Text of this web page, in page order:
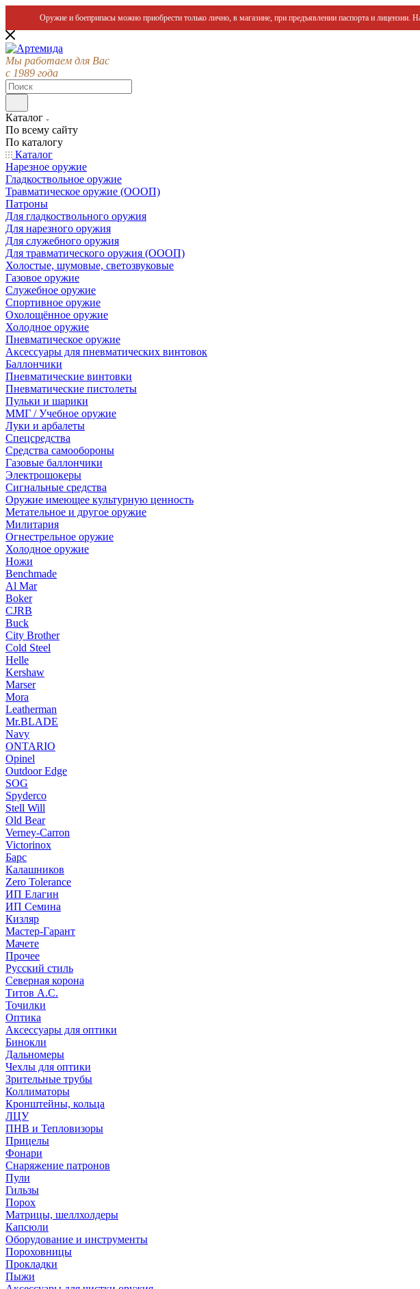
Оружие и боеприпасы можно приобрести только лично, в магазине, при предъявлении паспорта и лицензии.
Мы работаем для Вас
с 1989 года
Каталог
По всему сайту
По каталогу
Каталог
Нарезное оружие
Гладкоствольное оружие
Травматическое оружие (ОООП)
Патроны
Для гладкоствольного оружия
Для нарезного оружия
Для служебного оружия
Для травматического оружия (ОООП)
Холостые, шумовые, светозвуковые
Газовое оружие
Служебное оружие
Спортивное оружие
Охолощённое оружие
Холодное оружие
Пневматическое оружие
Аксессуары для пневматических винтовок
Баллончики
Пневматические винтовки
Пневматические пистолеты
Пульки и шарики
ММГ / Учебное оружие
Луки и арбалеты
Спецсредства
Средства самообороны
Газовые баллончики
Электрошокеры
Сигнальные средства
Оружие имеющее культурную ценность
Метательное и другое оружие
Милитария
Огнестрельное оружие
Холодное оружие
Ножи
Benchmade
Al Mar
Boker
CJRB
Buck
City Brother
Cold Steel
Helle
Kershaw
Marser
Mora
Leatherman
Mr.BLADE
Navy
ONTARIO
Opinel
Outdoor Edge
SOG
Spyderco
Stell Will
Old Bear
Verney-Carron
Victorinox
Барс
Калашников
Zero Tolerance
ИП Елагин
ИП Семина
Кизляр
Мастер-Гарант
Мачете
Прочее
Русский стиль
Северная корона
Титов А.С.
Точилки
Оптика
Аксессуары для оптики
Бинокли
Дальномеры
Чехлы для оптики
Зрительные трубы
Коллиматоры
Кронштейны, кольца
ЛЦУ
ПНВ и Тепловизоры
Прицелы
Фонари
Снаряжение патронов
Пули
Гильзы
Порох
Матрицы, шеллхолдеры
Капсюли
Оборудование и инструменты
Пороховницы
Прокладки
Пыжи